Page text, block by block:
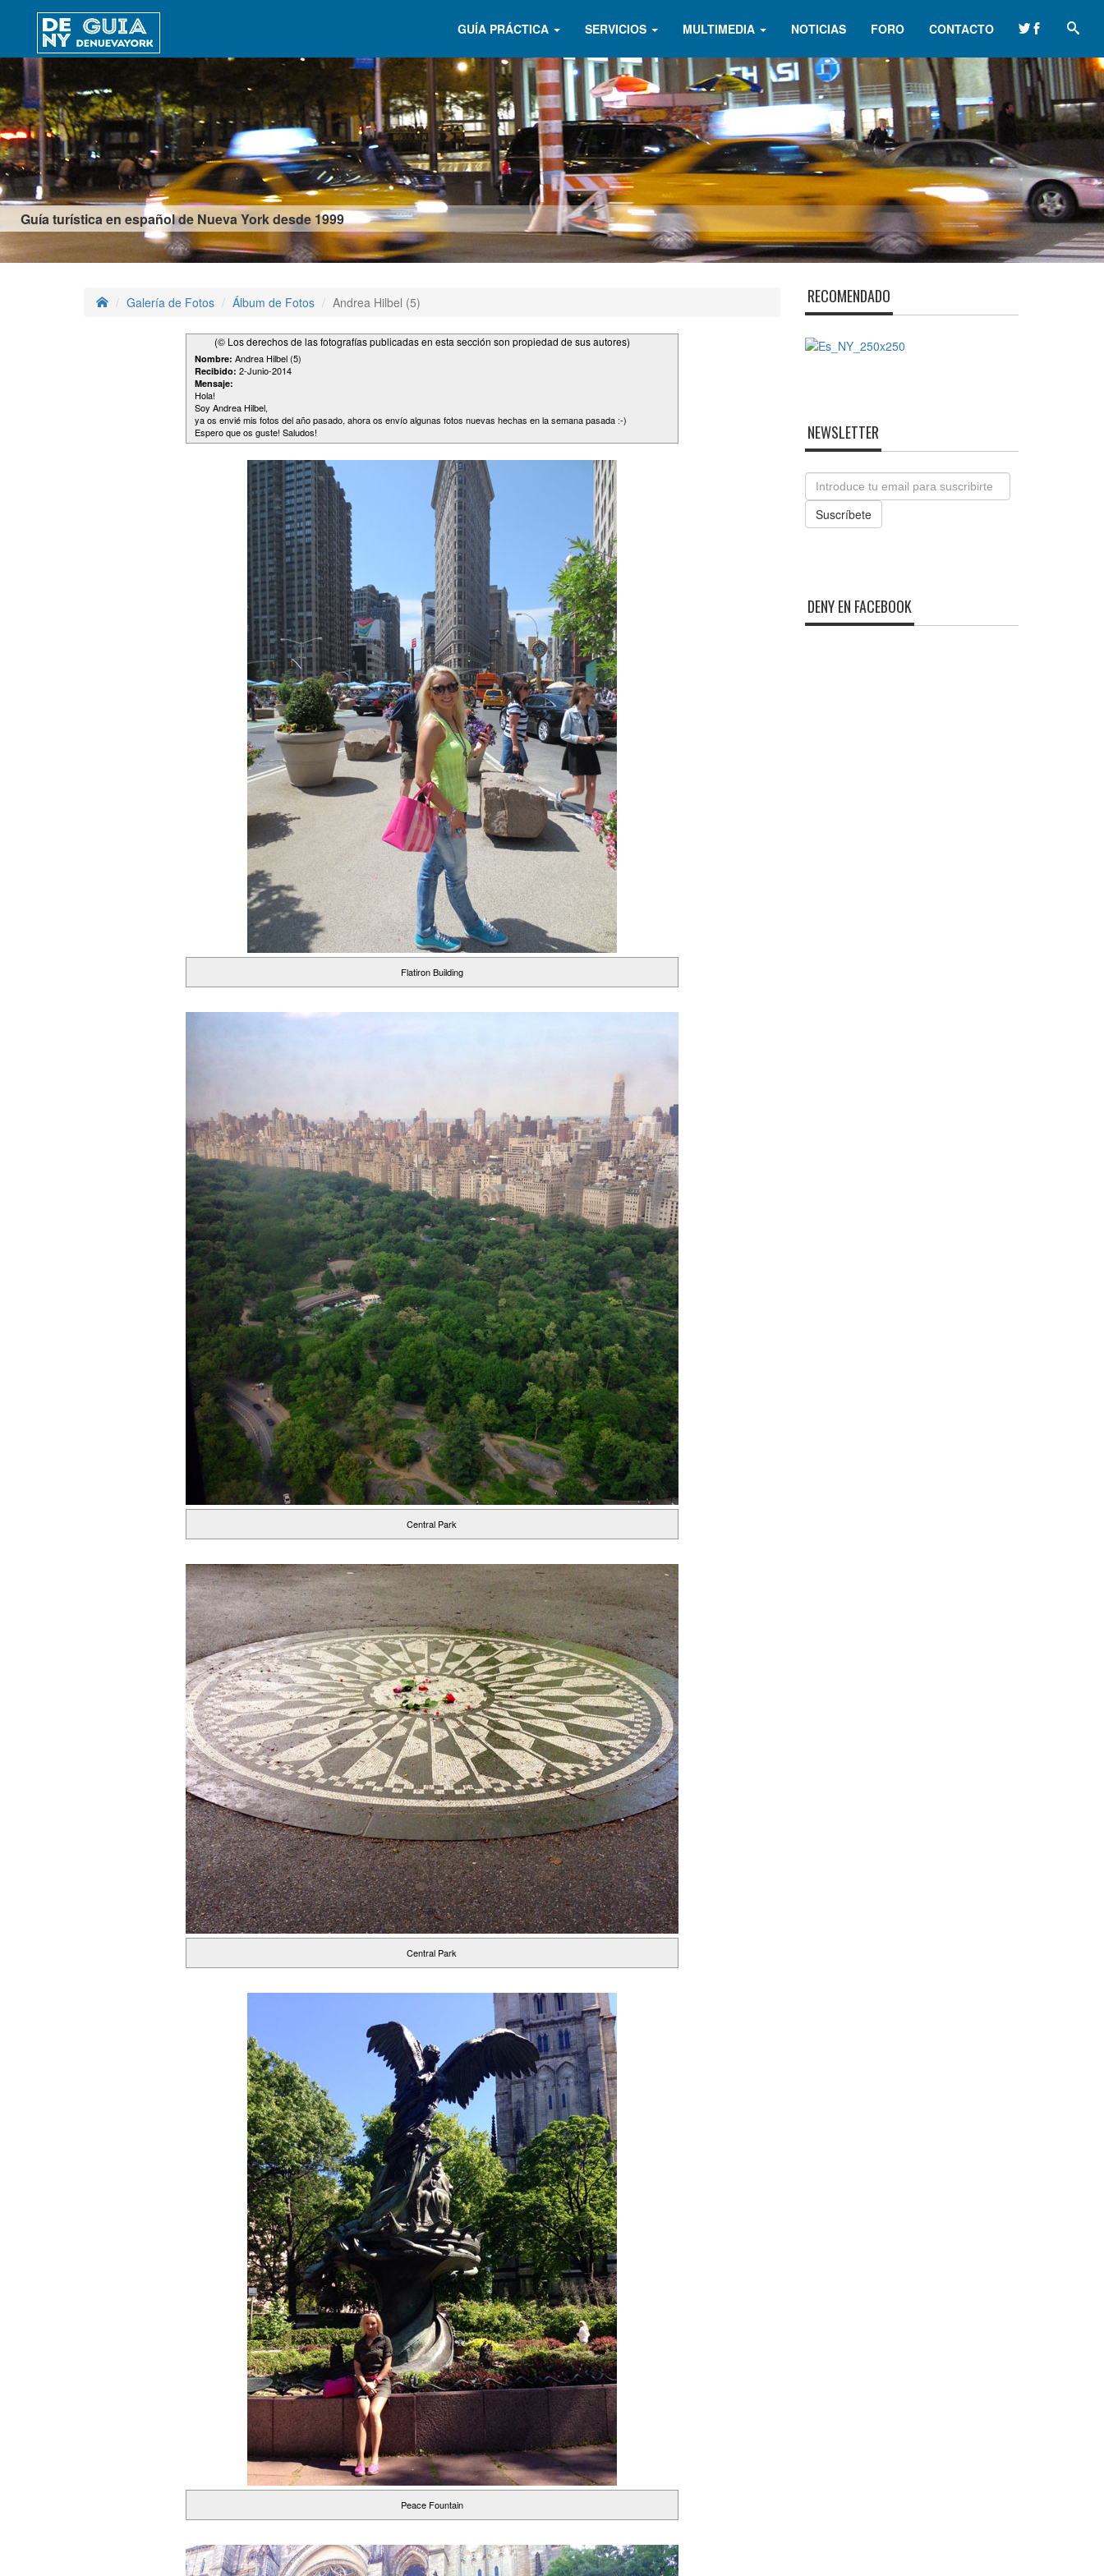
Guía turística en español de Nueva York desde 1999
GUÍA PRÁCTICA SERVICIOS MULTIMEDIA NOTICIAS FORO CONTACTO
Galería de Fotos Álbum de Fotos Andrea Hilbel (5)
(© Los derechos de las fotografías publicadas en esta sección son propiedad de sus autores)
Nombre: Andrea Hilbel (5)
Recibido: 2-Junio-2014
Mensaje:
Hola!
Soy Andrea Hilbel,
ya os envié mis fotos del año pasado, ahora os envío algunas fotos nuevas hechas en la semana pasada :-)
Espero que os guste! Saludos!
Flatiron Building
Central Park
Central Park
Peace Fountain
RECOMENDADO
NEWSLETTER
Email
Suscríbete
DENY EN FACEBOOK